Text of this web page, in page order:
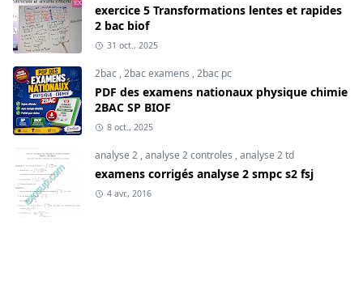
exercice 5 Transformations lentes et rapides
2 bac biof
31 oct., 2025
2bac ,2bac examens ,2bac pc
PDF des examens nationaux physique chimie
2BAC SP BIOF
8 oct., 2025
analyse 2 ,analyse 2 controles ,analyse 2 td
examens corrigés analyse 2 smpc s2 fsj
4 avr., 2016